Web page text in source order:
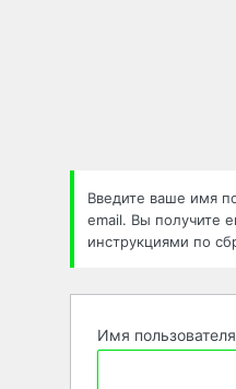
Введите ваше имя
email. Вы получите
инструкциями по
Имя